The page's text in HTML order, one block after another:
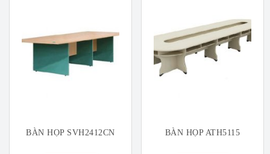
BÀN HỌP SVH2412CN BÀN HỌP ATH5115